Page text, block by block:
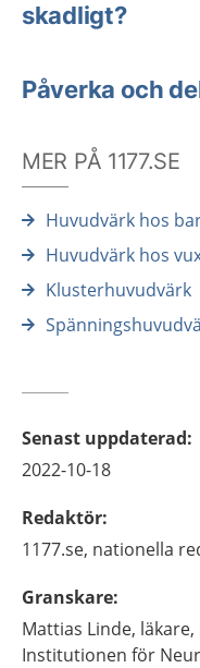
skadligt?
Påverka och
MER PÅ 1177.SE
Huvudvärk hos
Huvudvärk hos
Klusterhuvudvärk
Senast uppdaterad:
2022-10-18
Redaktör:
1177.se, nationella
Granskare:
Mattias Linde,
Institutionen för